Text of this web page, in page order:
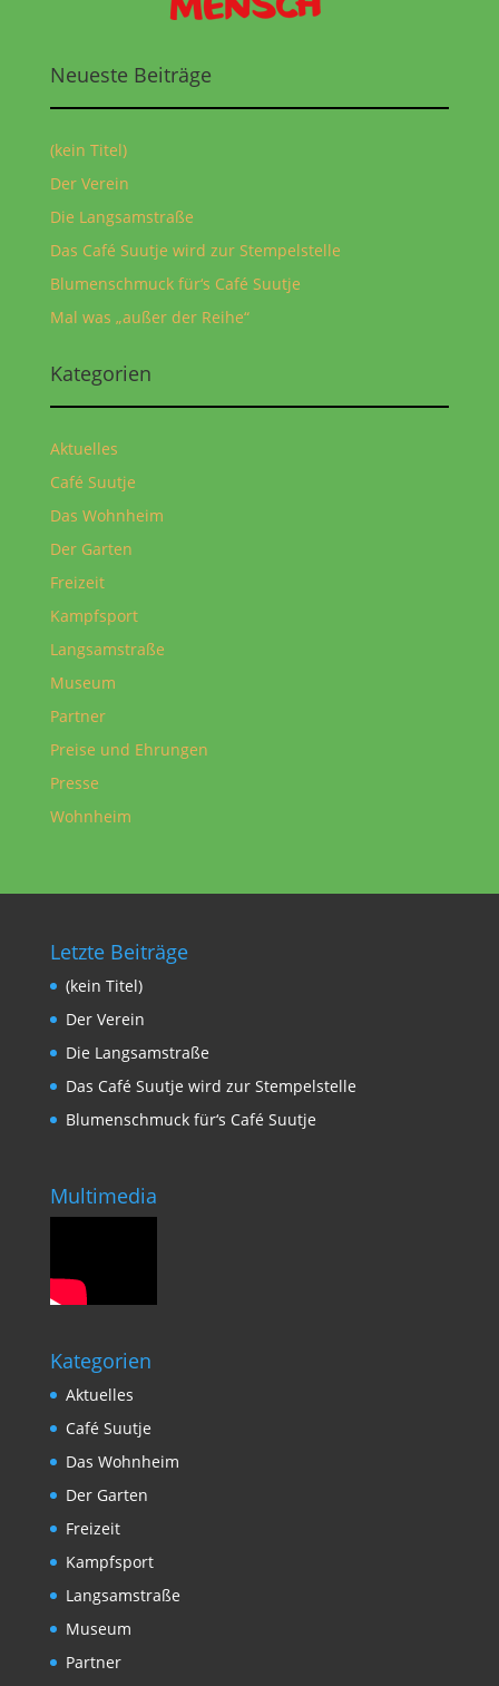
Neueste Beiträge
(kein Titel)
Der Verein
Die Langsamstraße
Das Café Suutje wird zur Stempelstelle
Blumenschmuck für‘s Café Suutje
Mal was „außer der Reihe“
Kategorien
Aktuelles
Café Suutje
Das Wohnheim
Der Garten
Freizeit
Kampfsport
Langsamstraße
Museum
Partner
Preise und Ehrungen
Presse
Wohnheim
Letzte Beiträge
(kein Titel)
Der Verein
Die Langsamstraße
Das Café Suutje wird zur Stempelstelle
Blumenschmuck für‘s Café Suutje
Multimedia
Kategorien
Aktuelles
Café Suutje
Das Wohnheim
Der Garten
Freizeit
Kampfsport
Langsamstraße
Museum
Partner